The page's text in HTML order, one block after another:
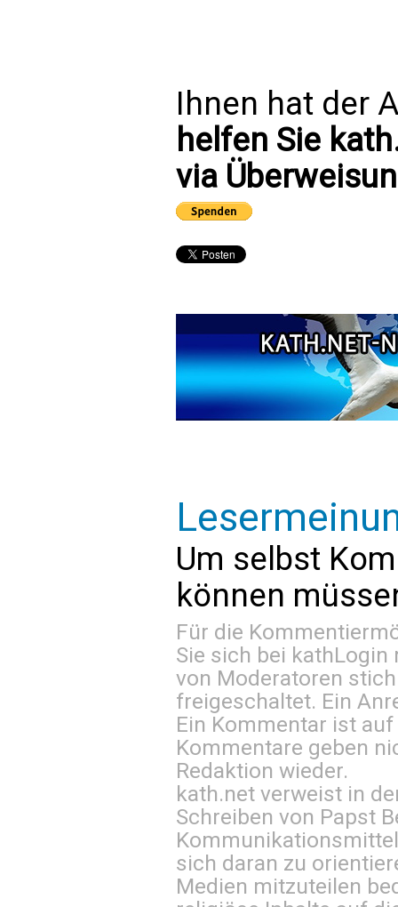
Ihnen hat der
helfen Sie
via
Um selbst
können
Für die
Sie sich bei kathLogin
von Moderatoren
freigeschaltet. Ein
Ein Kommentar ist
Kommentare geben
Redaktion wieder.
kath.net verweist in
Schreiben von Papst
sich daran zu
Medien mitzuteilen